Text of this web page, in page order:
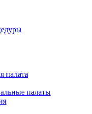
палата
палаты